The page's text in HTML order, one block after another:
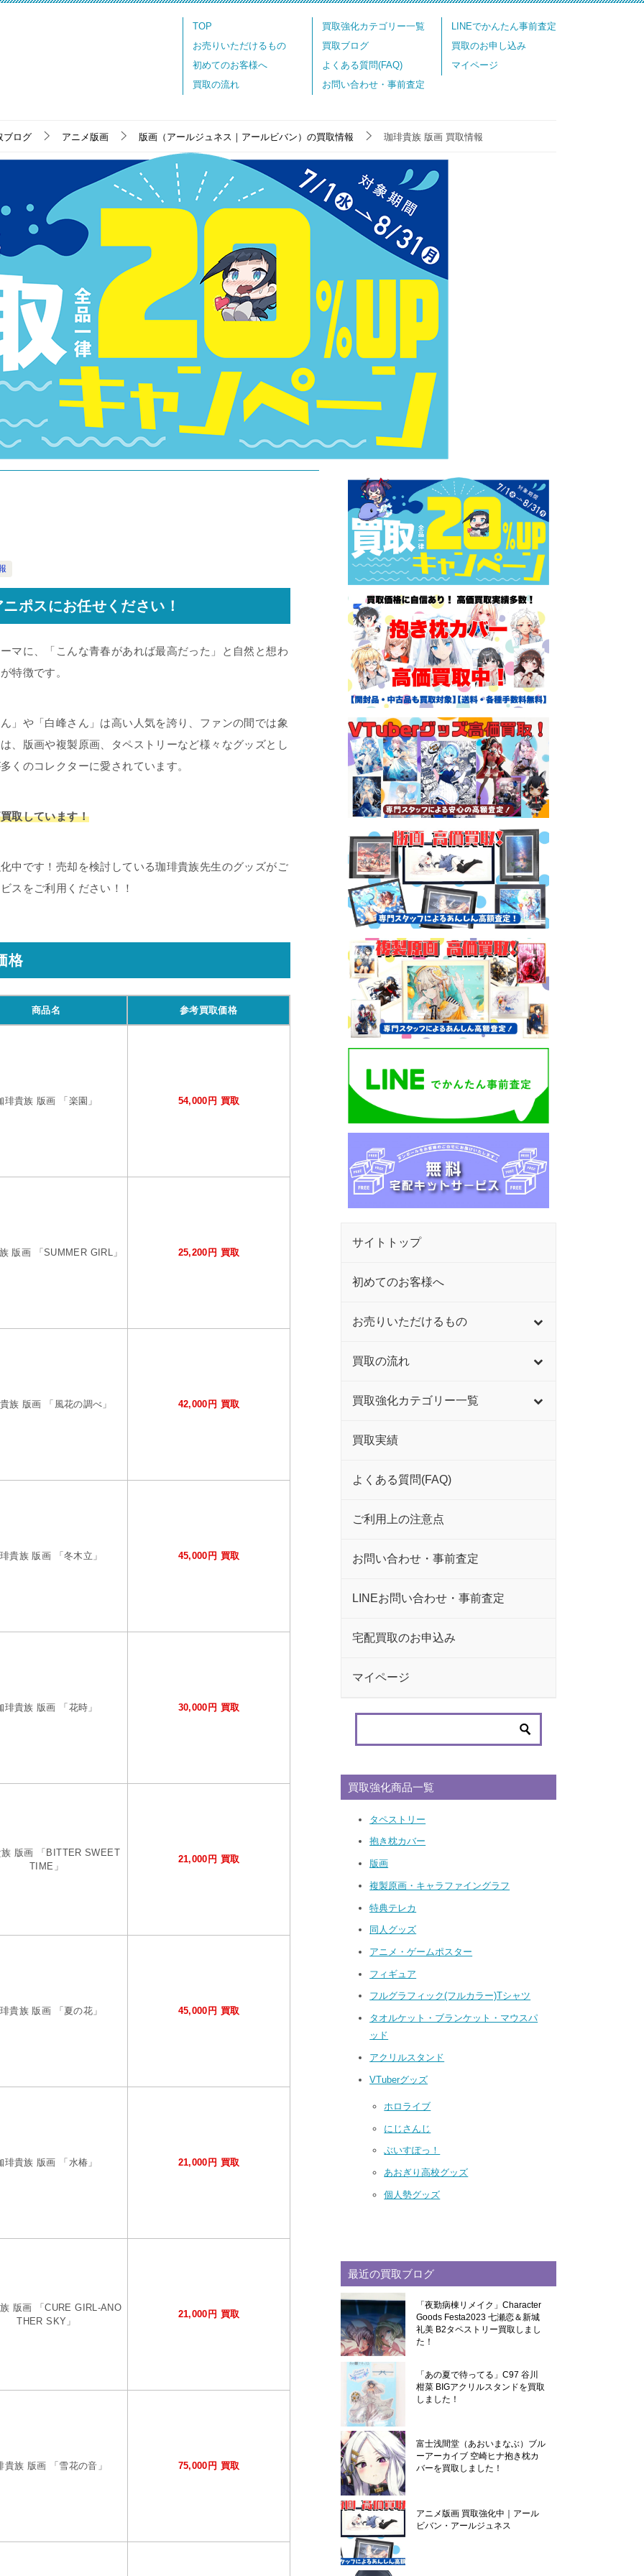
TOP
お売りいただけるもの
初めてのお客様へ
買取の流れ
買取強化カテゴリー一覧
買取ブログ
よくある質問(FAQ)
お問い合わせ・事前査定
LINEでかんたん事前査定
買取のお申し込み
マイページ
ブログ アニメ版画 版画（アールジュネス｜アールビバン）の買取情報 珈琲貴族 版画 買取情報
ポスにお任せください！
マに、「こんな青春があれば最高だった」と自然と想わ
特徴です。
」や「白峰さん」は高い人気を誇り、ファンの間では象
、版画や複製原画、タペストリーなど様々なグッズとし
くのコレクターに愛されています。
取しています！
中です！売却を検討している珈琲貴族先生のグッズがご
スをご利用ください！！
格
商品名 参考買取価格
琲貴族 版画 「楽園」 54,000円 買取
版画 「SUMMER GIRL」 25,200円 買取
族 版画 「風花の調べ」 42,000円 買取
貴族 版画 「冬木立」 45,000円 買取
琲貴族 版画 「花時」 30,000円 買取
族 版画 「BITTER SWEET
TIME」
21,000円 買取
貴族 版画 「夏の花」 45,000円 買取
琲貴族 版画 「水椿」 21,000円 買取
版画 「CURE GIRL-ANO
THER SKY」
21,000円 買取
貴族 版画 「雪花の音」 75,000円 買取
サイトトップ
初めてのお客様へ
お売りいただけるもの
買取の流れ
買取強化カテゴリー一覧
買取実績
よくある質問(FAQ)
ご利用上の注意点
お問い合わせ・事前査定
LINEお問い合わせ・事前査定
宅配買取のお申込み
マイページ
買取強化商品一覧
タペストリー
抱き枕カバー
版画
複製原画・キャラファイングラフ
特典テレカ
同人グッズ
アニメ・ゲームポスター
フィギュア
フルグラフィック(フルカラー)Tシャツ
タオルケット・ブランケット・マウスパ
ッド
アクリルスタンド
VTuberグッズ
ホロライブ
にじさんじ
ぶいすぽっ！
あおぎり高校グッズ
個人勢グッズ
最近の買取ブログ
「夜勤病棟リメイク」Character
Goods Festa2023 七瀬恋＆新城
礼美 B2タペストリー買取しまし
た！
「あの夏で待ってる」C97 谷川
柑菜 BIGアクリルスタンドを買取
しました！
富士浅間堂（あおいまなぶ）ブル
ーアーカイブ 空崎ヒナ抱き枕カ
バーを買取しました！
アニメ版画 買取強化中｜アール
ビバン・アールジュネス